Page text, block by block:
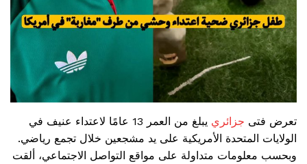
تعرض فتى جزائري
يبلغ من العمر 13 عامًا لاعتداء عنيف في
الولايات المتحدة الأمريكية على يد مشجعين خلال تجمع رياضي.
وبحسب معلومات متداولة على مواقع التواصل الاجتماعي، ألقت